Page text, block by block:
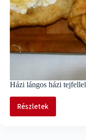
Házi lángos házi tejfellel
Részletek
Házi